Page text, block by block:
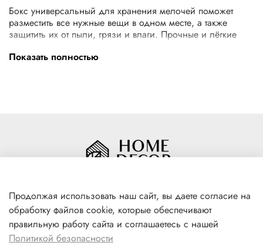
Бокс универсальный для хранения мелочей поможет
разместить все нужные вещи в одном месте, а также
защитить их от пыли, грязи и влаги. Прочные и лёгкие
Прозрачная крышка позволяет видеть, что находится
Показать полностью
+7(996) 316 00 81
г. Якутск, ул. Лермонтова 102
Продолжая использовать наш сайт, вы даете согласие на
обработку файлов cookie, которые обеспечивают
правильную работу сайта и соглашаетесь с нашей
Политикой безопасности